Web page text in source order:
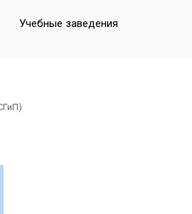
Учебные заведения